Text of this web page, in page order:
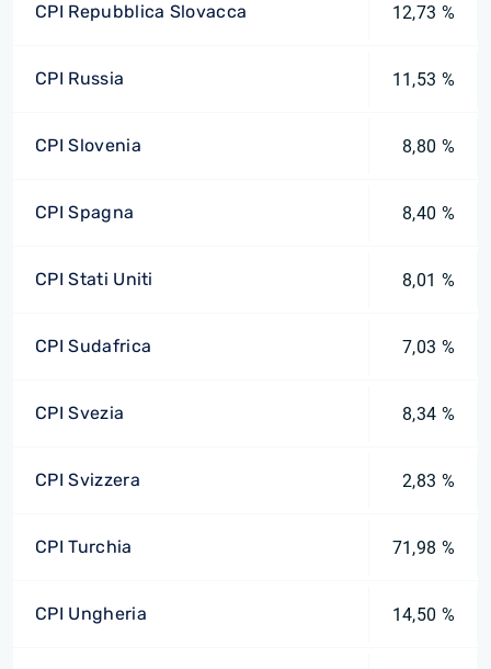
CPI Repubblica Slovacca 12,73 %
CPI Russia 11,53 %
CPI Slovenia 8,80 %
CPI Spagna 8,40 %
CPI Stati Uniti 8,01 %
CPI Sudafrica 7,03 %
CPI Svezia 8,34 %
CPI Svizzera 2,83 %
CPI Turchia 71,98 %
CPI Ungheria 14,50 %